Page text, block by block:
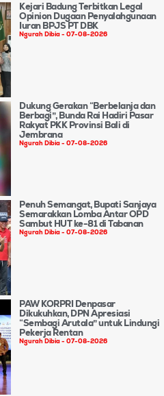
Kejari Badung Terbitkan Legal
Opinion Dugaan Penyalahgunaan
Iuran BPJS PT DBK
Ngurah Dibia 07-08-2026
Dukung Gerakan “Berbelanja dan
Berbagi”, Bunda Rai Hadiri Pasar
Rakyat PKK Provinsi Bali di
Jembrana
Ngurah Dibia 07-08-2026
Penuh Semangat, Bupati Sanjaya
Semarakkan Lomba Antar OPD
Sambut HUT ke-81 di Tabanan
Ngurah Dibia 07-08-2026
PAW KORPRI Denpasar
Dikukuhkan, DPN Apresiasi
“Sembagi Arutala” untuk Lindungi
Pekerja Rentan
Ngurah Dibia 07-08-2026